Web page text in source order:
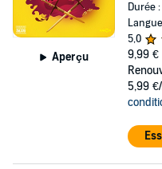
Aperçu
Durée
5,0
9,99 €
5,99